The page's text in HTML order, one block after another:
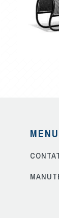
MENU